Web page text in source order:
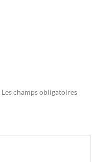
Les champs obligatoires